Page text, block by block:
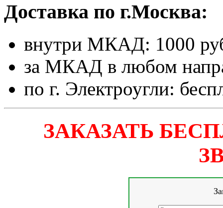
Доставка по г.Москва:
внутри МКАД: 1000
за МКАД в любом
по г. Электроугли:
ЗАКАЗАТЬ